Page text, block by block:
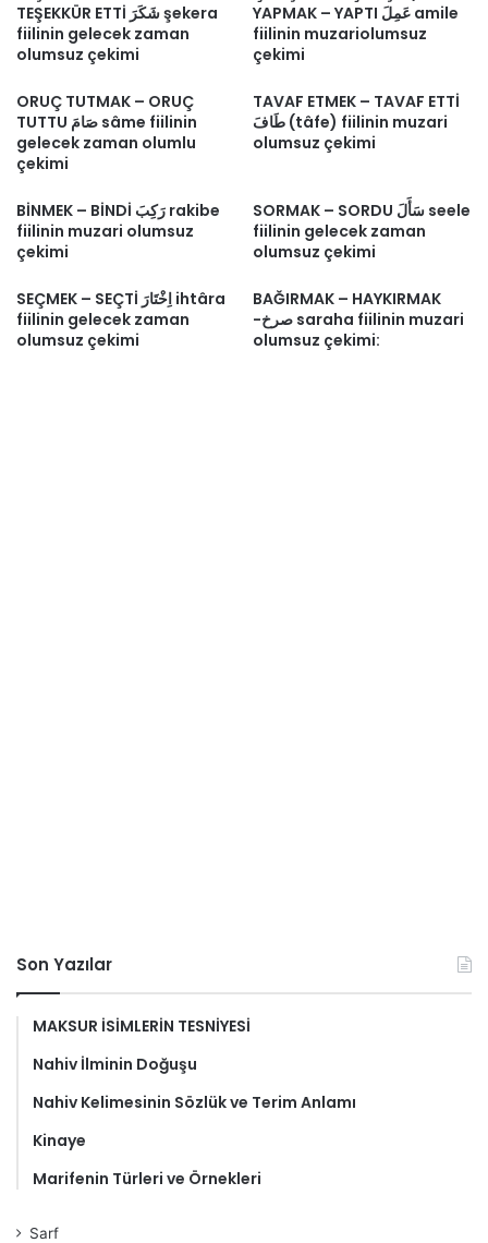
TEŞEKKÜR ETTİ شَكَرَ şekera
fiilinin gelecek zaman
olumsuz çekimi
YAPMAK – YAPTI عَمِلَ amile
fiilinin muzariolumsuz
çekimi
ORUÇ TUTMAK – ORUÇ
TUTTU صَامَ sâme fiilinin
gelecek zaman olumlu
çekimi
TAVAF ETMEK – TAVAF ETTİ
طَافَ (tâfe) fiilinin muzari
olumsuz çekimi
BİNMEK – BİNDİ رَكِبَ rakibe
fiilinin muzari olumsuz
çekimi
SORMAK – SORDU سَأَلَ seele
fiilinin gelecek zaman
olumsuz çekimi
SEÇMEK – SEÇTİ اِخْتَارَ ihtâra
fiilinin gelecek zaman
olumsuz çekimi
BAĞIRMAK – HAYKIRMAK
-صرخ saraha fiilinin muzari
olumsuz çekimi:
Son Yazılar
MAKSUR İSİMLERİN TESNİYESİ
Nahiv İlminin Doğuşu
Nahiv Kelimesinin Sözlük ve Terim Anlamı
Kinaye
Marifenin Türleri ve Örnekleri
Sarf